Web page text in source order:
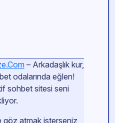
– Arkadaşlık kur,
odalarında eğlen!
sohbet sitesi seni
göz atmak isterseniz